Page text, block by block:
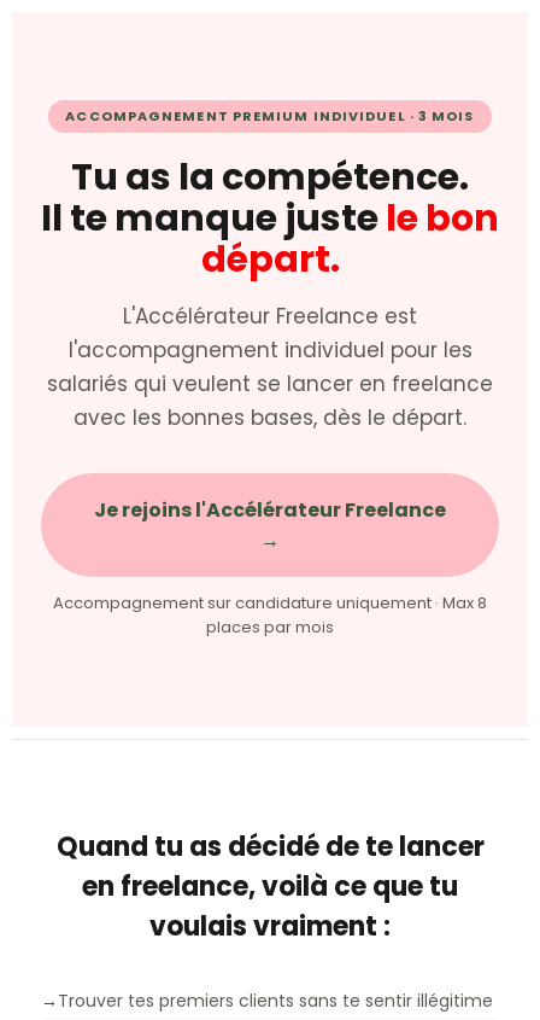
ACCOMPAGNEMENT PREMIUM INDIVIDUEL · 3 MOIS
Tu as la compétence.
Il te manque justele bon
départ.
L'Accélérateur Freelance est
l'accompagnement individuel pour les
salariés qui veulent se lancer en freelance
avec les bonnes bases, dès le départ.
Je rejoins l'Accélérateur Freelance
→
Accompagnement sur candidature uniquement · Max 8
places par mois
Quand tu as décidé de te lancer
en freelance, voilà ce que tu
voulais vraiment :
→ Trouver tes premiers clients sans te sentir illégitime